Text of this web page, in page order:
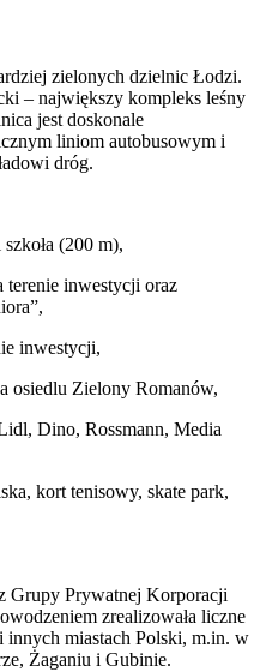
zielonych dzielnic Łodzi.
– największy kompleks leśny
jest doskonale
liniom autobusowym i
dróg.
(200 m),
inwestycji oraz
inwestycji,
osiedlu Zielony Romanów,
Dino, Rossmann, Media
kort tenisowy, skate park,
Grupy Prywatnej Korporacji
zrealizowała liczne
miastach Polski, m.in. w
Żaganiu i Gubinie.